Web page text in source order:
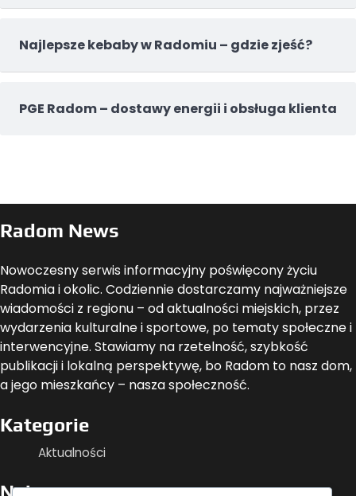
Najlepsze kebaby w Radomiu – gdzie zjeść?
PGE Radom – dostawy energii i obsługa klienta
Radom News
Nowoczesny serwis informacyjny poświęcony życiu
Radomia i okolic. Codziennie dostarczamy najważniejsze
wiadomości z regionu – od aktualności miejskich, przez
wydarzenia kulturalne i sportowe, po tematy społeczne i
interwencyjne. Stawiamy na rzetelność, szybkość
publikacji i lokalną perspektywę, bo Radom to nasz dom,
a jego mieszkańcy – nasza społeczność.
Kategorie
Aktualności